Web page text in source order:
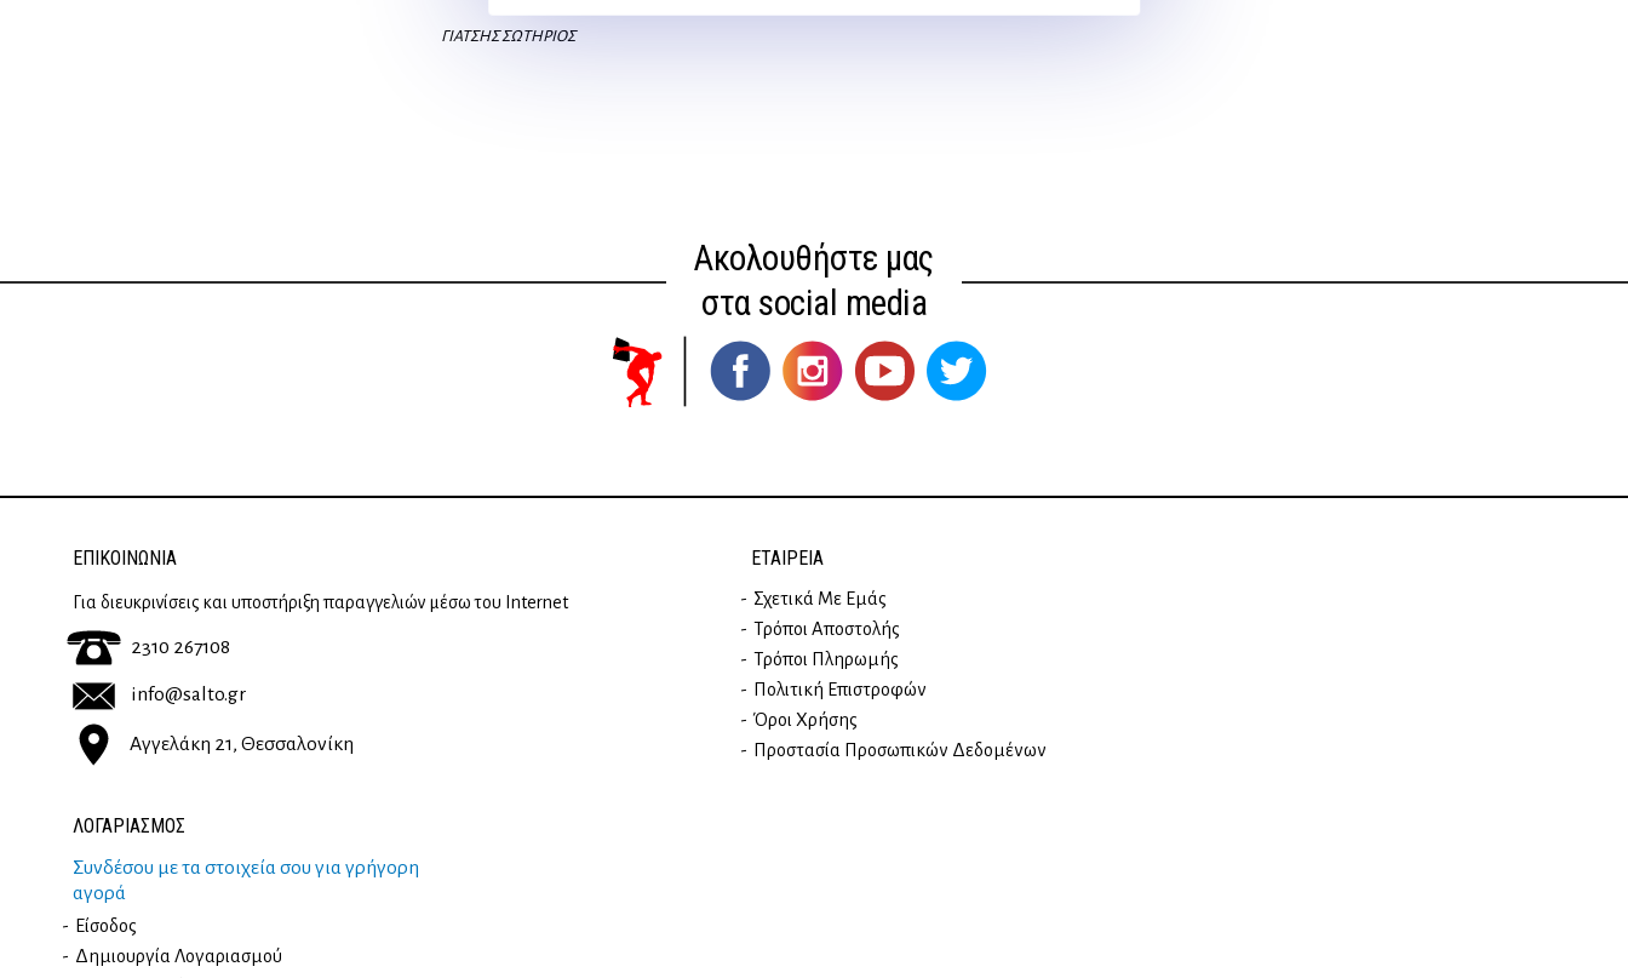
ΓΙΑΤΣΗΣ ΣΩΤΗΡΙΟΣ
Ακολουθήστε μας
στα social media
ΕΠΙΚΟΙΝΩΝΊΑ
Για διευκρινίσεις και υποστήριξη παραγγελιών μέσω του Internet
2310 267108
info@salto.gr
Αγγελάκη 21, Θεσσαλονίκη
ΕΤΑΙΡΕΊΑ
Σχετικά Με Εμάς
Τρόποι Αποστολής
Τρόποι Πληρωμής
Πολιτική Επιστροφών
Όροι Χρήσης
Προστασία Προσωπικών Δεδομένων
ΛΟΓΑΡΙΑΣΜΟΣ
Συνδέσου με τα στοιχεία σου για γρήγορη
αγορά
Είσοδος
Δημιουργία Λογαριασμού